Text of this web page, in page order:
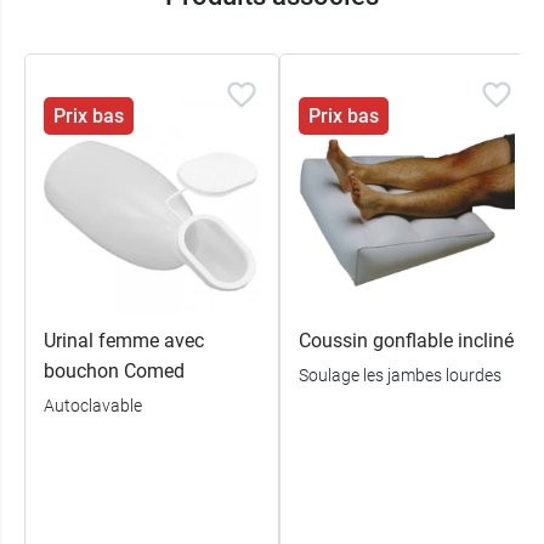
Capacité : 500 ml ou 1000 ml.
Se nettoie en machine ou à la main avec un
produit nettoyant n'attaquant pas le
polyéthylène.
Conditionnement :
Vendu à l’unité.
500 ml ou 1L.
Prix bas
Urinal femme avec
bouchon Comed
Autoclavable
Prix bas
Coussin gonflable incliné
Soulage les jambes lourdes